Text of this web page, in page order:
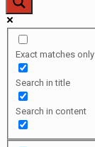
Exact matches only
Search in title
Search in content